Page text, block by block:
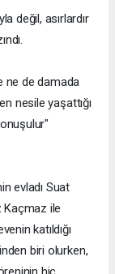
değil, asırlardır
ne de damada
nesile yaşattığı
evladı Suat
Kaçmaz ile
katıldığı
biri olurken,